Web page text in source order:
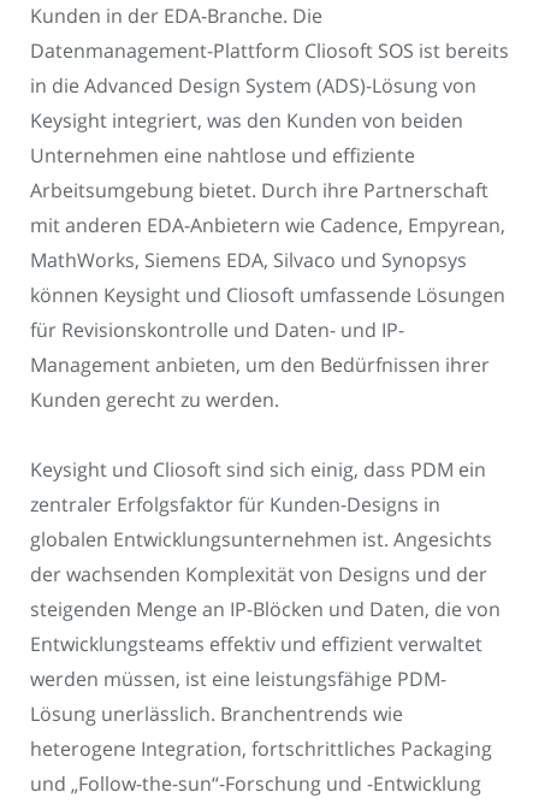
Kunden in der EDA-Branche. Die
Datenmanagement-Plattform Cliosoft SOS ist bereits
in die Advanced Design System (ADS)-Lösung von
Keysight integriert, was den Kunden von beiden
Unternehmen eine nahtlose und effiziente
Arbeitsumgebung bietet. Durch ihre Partnerschaft
mit anderen EDA-Anbietern wie Cadence, Empyrean,
MathWorks, Siemens EDA, Silvaco und Synopsys
können Keysight und Cliosoft umfassende Lösungen
für Revisionskontrolle und Daten- und IP-
Management anbieten, um den Bedürfnissen ihrer
Kunden gerecht zu werden.
Keysight und Cliosoft sind sich einig, dass PDM ein
zentraler Erfolgsfaktor für Kunden-Designs in
globalen Entwicklungsunternehmen ist. Angesichts
der wachsenden Komplexität von Designs und der
steigenden Menge an IP-Blöcken und Daten, die von
Entwicklungsteams effektiv und effizient verwaltet
werden müssen, ist eine leistungsfähige PDM-
Lösung unerlässlich. Branchentrends wie
heterogene Integration, fortschrittliches Packaging
und „Follow-the-sun“-Forschung und -Entwicklung